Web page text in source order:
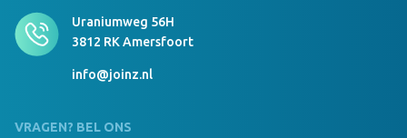
Uraniumweg 56H
3812 RK Amersfoort
info@joinz.nl
VRAGEN? BEL ONS